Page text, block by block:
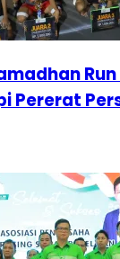
Pererat